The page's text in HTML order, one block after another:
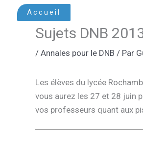
Accueil
Sujets DNB
/ Annales pour le DNB / Par
Les élèves du lycée
vous aurez les 27 et 28 juin
vos professeurs quant aux